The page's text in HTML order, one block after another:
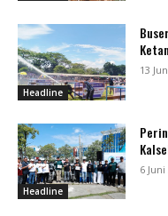
Headline
13
Headline
6